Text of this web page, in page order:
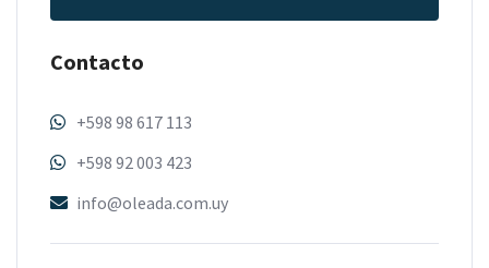
Contacto
+598 98 617 113
+598 92 003 423
info@oleada.com.uy